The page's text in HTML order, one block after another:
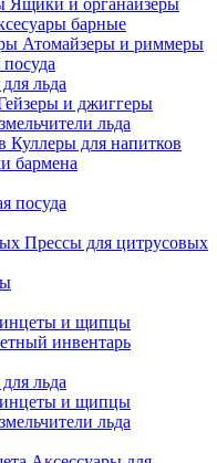
Ящики и органайзеры
барные
Атомайзеры и риммеры
льда
и джиггеры
льда
Куллеры для напитков
бармена
посуда
Прессы для цитрусовых
и щипцы
инвентарь
льда
и щипцы
льда